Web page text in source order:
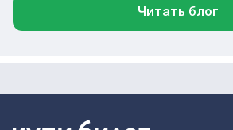
Читать блог